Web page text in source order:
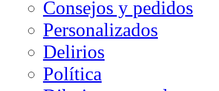
Consejos y pedidos
Personalizados
Delirios
Política